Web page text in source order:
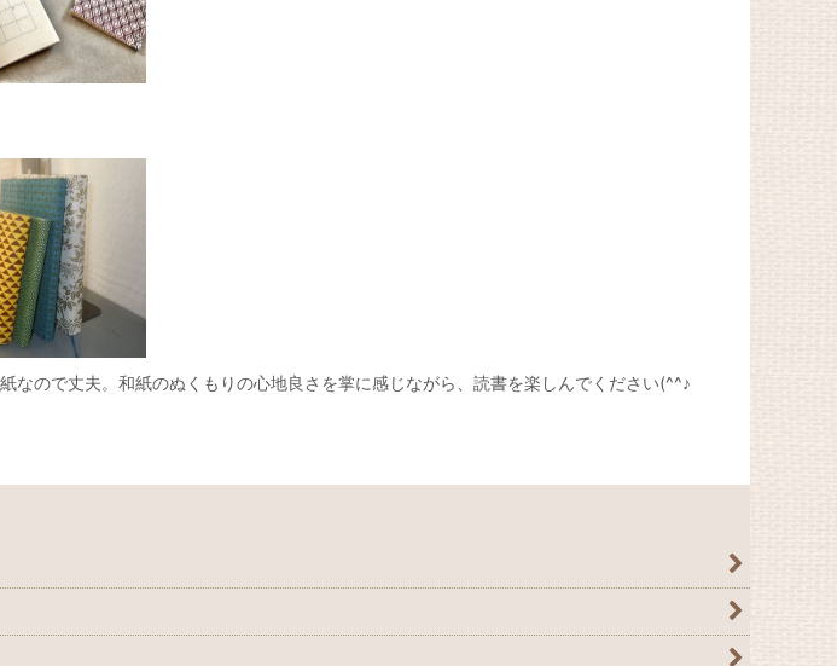
ので丈夫。和紙のぬくもりの心地良さを掌に感じながら、読書を楽しんでください(^^♪